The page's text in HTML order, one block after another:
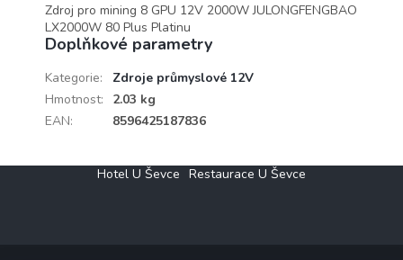
Zdroj pro mining 8 GPU 12V 2000W JULONGFENGBAO
LX2000W 80 Plus Platinu
Doplňkové parametry
Kategorie:
Zdroje průmyslové 12V
Hmotnost:
2.03 kg
EAN: 8596425187836
Hotel U Ševce Restaurace U Ševce